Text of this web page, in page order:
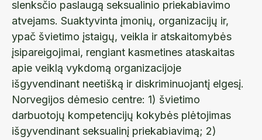
slenksčio paslaugą seksualinio priekabiavimo
atvejams. Suaktyvinta įmonių, organizacijų ir,
ypač švietimo įstaigų, veikla ir atskaitomybės
įsipareigojimai, rengiant kasmetines ataskaitas
apie veiklą vykdomą organizacijoje
išgyvendinant neetišką ir diskriminuojantį elgesį.
Norvegijos dėmesio centre: 1) švietimo
darbuotojų kompetencijų kokybės plėtojimas
išgyvendinant seksualinį priekabiavimą; 2)